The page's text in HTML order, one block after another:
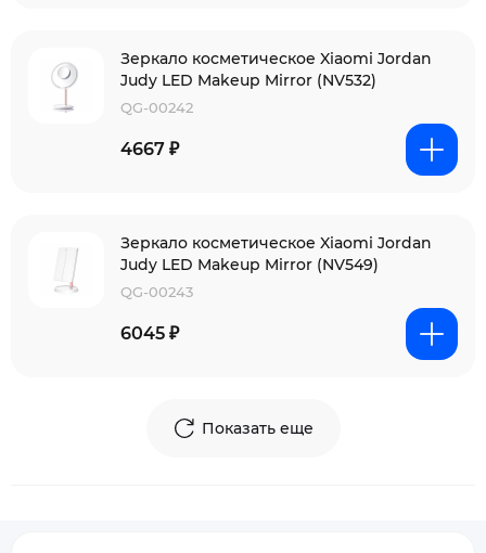
Зеркало косметическое Xiaomi Jordan
Judy LED Makeup Mirror (NV532)
QG-00242
4667 ₽
Зеркало косметическое Xiaomi Jordan
Judy LED Makeup Mirror (NV549)
QG-00243
6045 ₽
Показать еще